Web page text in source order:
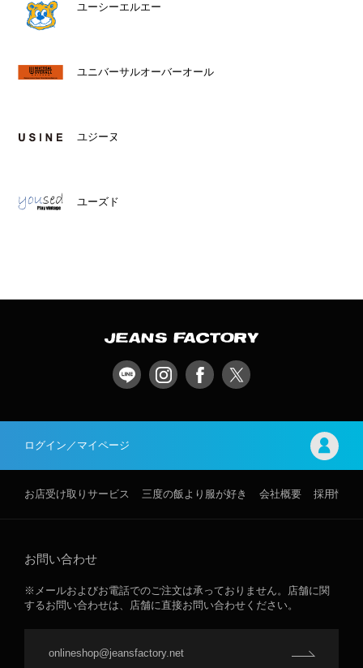
ユーシーエルエー
ユニバーサルオーバーオール
ユジーヌ
ユーズド
ログイン／マイページ
お店受け取りサービス 三度の飯より服が好き 会社概要 採用情報
お問い合わせ
※メールおよびお電話でのご注文は承っておりません。店舗に関
するお問い合わせは、店舗に直接お問い合わせください。
onlineshop@jeansfactory.net